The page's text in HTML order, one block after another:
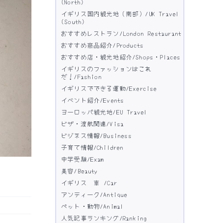
イギリス国内観光地（南部）/UK Travel
(South)
おすすめレストラン/London Restaurant
おすすめ商品紹介/Products
おすすめ店・観光地紹介/Shops・Places
イギリスのファッションはこれ
だ！/Fashion
イギリスでできる運動/Exercise
イベント紹介/Events
ヨーロッパ観光地/EU Travel
ビザ・渡航関連/Visa
ビジネス情報/Business
子育て情報/Children
中学受験/Exam
美容/Beauty
イギリス 車 /Car
アンティーク/Antique
ペット・動物/Animal
人気記事ランキング/Ranking